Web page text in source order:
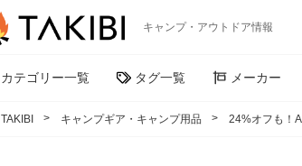
キャンプ・アウトドア情報
カテゴリー一覧 タグ一覧 メーカー
TAKIBI キャンプギア・キャンプ用品 24%オフも！